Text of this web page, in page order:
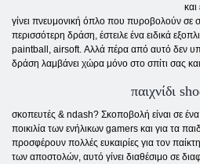
γίνει πνευμονική όπλο που πυροβολούν σε
περισσότερη δράση, έστειλε ένα ειδικά
paintball, airsoft. Αλλά πέρα ​​από αυτό δεν
δράση λαμβάνει χώρα μόνο στο σπίτι σας
παιχνίδι
σκοπευτές & ndash? Σκοποβολή είναι σε
ποικιλία των ενήλικων gamers και για τα
προσφέρουν πολλές ευκαιρίες για τον
των αποστολών, αυτό γίνει διαθέσιμο σε